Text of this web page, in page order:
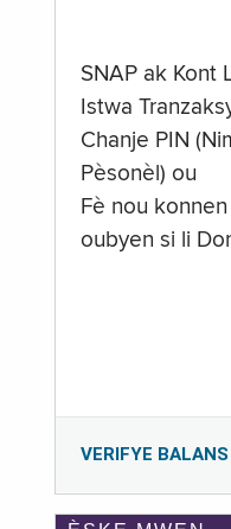
SNAP ak Kont
Istwa
Chanje PIN
Pèsonèl) ou
Fè nou
oubyen si li
VERIFYE